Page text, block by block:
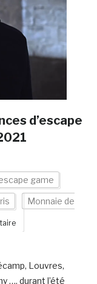
d’escape
game
Monnaie de
Louvres,
…. durant l’été